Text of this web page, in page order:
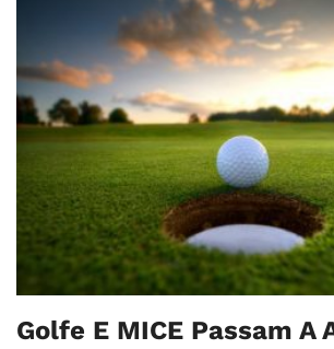
Golfe E MICE Passam A